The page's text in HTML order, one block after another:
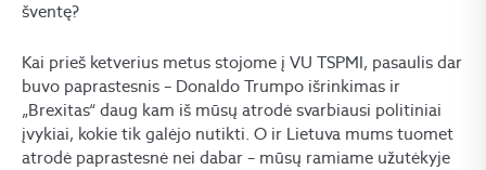
šventę?
Kai prieš ketverius metus stojome į VU TSPMI, pasaulis dar
buvo paprastesnis – Donaldo Trumpo išrinkimas ir
„Brexitas“ daug kam iš mūsų atrodė svarbiausi politiniai
įvykiai, kokie tik galėjo nutikti. O ir Lietuva mums tuomet
atrodė paprastesnė nei dabar – mūsų ramiame užutėkyje